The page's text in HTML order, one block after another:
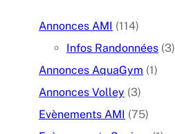
Annonces AMI (114)
Infos Randonnées (3)
Annonces AquaGym (1)
Annonces Volley (3)
Evènements AMI (75)